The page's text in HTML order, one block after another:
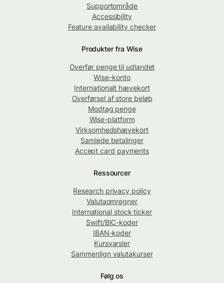
Supportområde
Accessibility
Feature availability checker
Produkter fra Wise
Overfør penge til udlandet
Wise-konto
Internationalt hævekort
Overførsel af store beløb
Modtag penge
Wise-platform
Virksomhedshævekort
Samlede betalinger
Accept card payments
Ressourcer
Research privacy policy
Valutaomregner
International stock ticker
Swift/BIC-koder
IBAN-koder
Kursvarsler
Sammenlign valutakurser
Følg os